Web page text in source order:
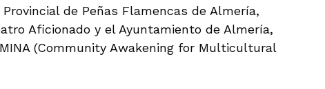
de Peñas Flamencas de Almería,
Aficionado y el Ayuntamiento de Almería,
(Community Awakening for Multicultural